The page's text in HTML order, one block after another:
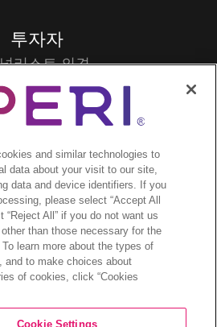
투자자
리스트 의견
트 및 프레젠테이션
업지배구조
재무 및 공시
주식 정보
련 자주 묻는 질문
XPERI INC.
Policy
Choices
and similar technologies to
data about your visit to our site,
data and device identifiers. If you
please select “Accept All
“Reject All” if you do not want us
than those necessary for the
learn more about the types of
and to make choices about
of cookies, click “Cookies
Cookie Settings